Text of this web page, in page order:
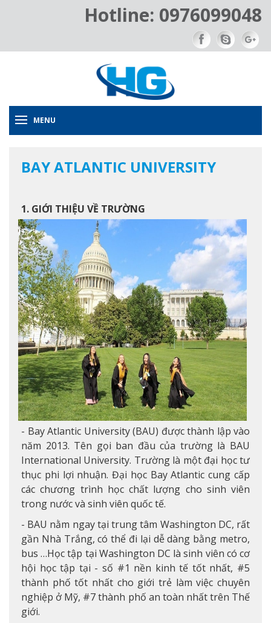
Hotline: 0976099048
MENU
BAY ATLANTIC UNIVERSITY
1. GIỚI THIỆU VỀ TRƯỜNG
- Bay Atlantic University (BAU) được thành lập vào
năm 2013. Tên gọi ban đầu của trường là BAU
International University. Trường là một đại học tư
thục phi lợi nhuận. Đại học Bay Atlantic cung cấp
các chương trình học chất lượng cho sinh viên
trong nước và sinh viên quốc tế.
- BAU nằm ngay tại trung tâm Washington DC, rất
gần Nhà Trắng, có thể đi lại dễ dàng bằng metro,
bus …Học tập tại Washington DC là sinh viên có cơ
hội học tập tại - số #1 nền kinh tế tốt nhất, #5
thành phố tốt nhất cho giới trẻ làm việc chuyên
nghiệp ở Mỹ, #7 thành phố an toàn nhất trên Thế
giới.